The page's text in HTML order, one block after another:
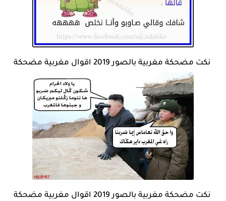
نكت مضحكة مغربية بالصور 2019 اقوال مغربية مضحكة
نكت مضحكة مغربية بالصور 2019 اقوال مغربية مضحكة